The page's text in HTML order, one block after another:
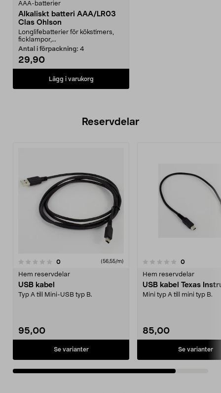
AAA-batterier
Alkaliskt batteri AAA/LR03
Clas Ohlson
Longlifebatterier för kökstimers,
ficklampor,...
Antal i förpackning: 4
29,90
Lägg i varukorg
Reservdelar
0recensioner (56,55/m)
Hem reservdelar
USB kabel
Typ A till Mini-USB typ B.
95,00
Se varianter
0.0 av 5 stjärnor 0recensioner
Hem reservdelar
USB kabel Texas
Mini typ A till mini typ B.
85,00
Se varianter